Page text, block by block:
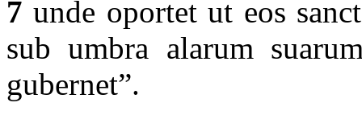
7 unde oportet ut eos
sub umbra alarum
gubernet”.